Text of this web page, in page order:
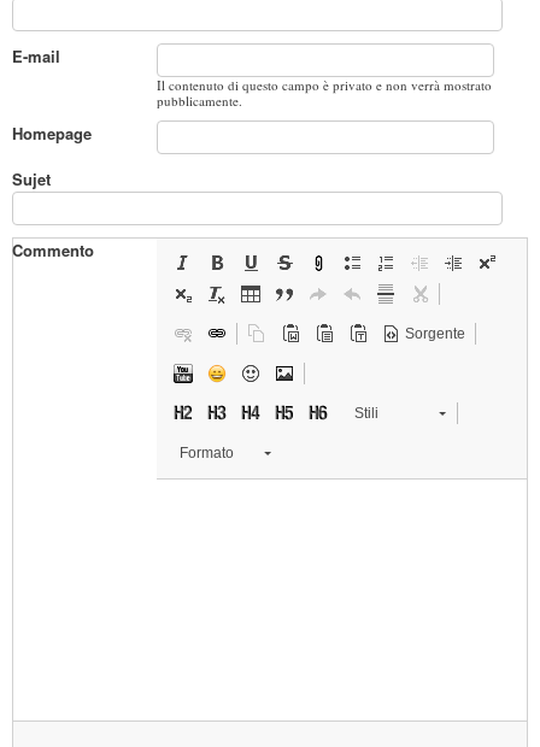
E-mail
Il contenuto di questo campo è privato e non verrà mostrato
pubblicamente.
Homepage
Sujet
Commento
Sorgente
Stili
Formato